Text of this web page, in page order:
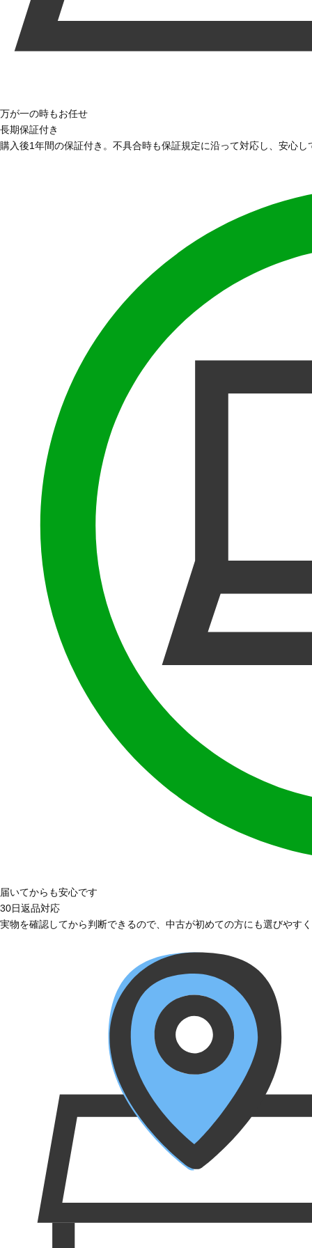
万が一の時もお任せ
長期保証付き
購入後1年間の保証付き。不具合時も保証規定に沿って対応し、安心
届いてからも安心です
30日返品対応
実物を確認してから判断できるので、中古が初めての方にも選びやす